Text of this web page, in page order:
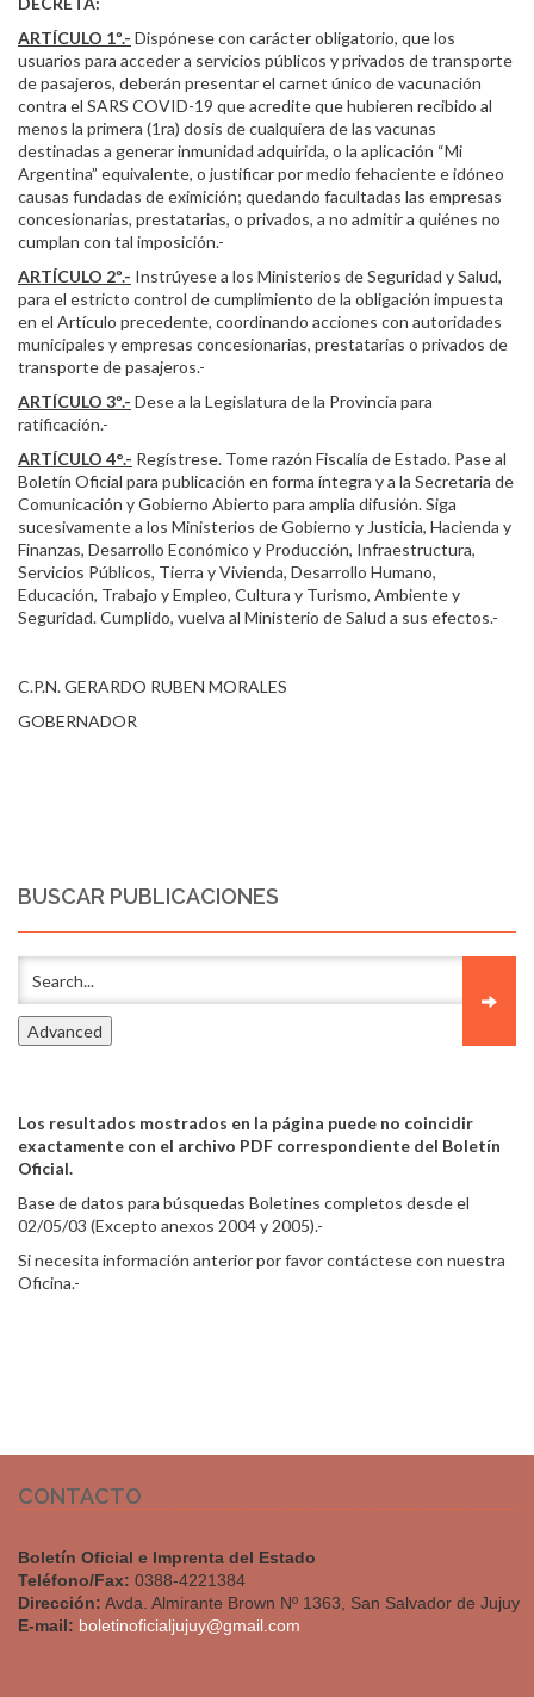
ARTÍCULO 1º.- Dispónese con carácter obligatorio, que los
usuarios para acceder a servicios públicos y privados de transporte
de pasajeros, deberán presentar el carnet único de vacunación
contra el SARS COVID-19 que acredite que hubieren recibido al
menos la primera (1ra) dosis de cualquiera de las vacunas
destinadas a generar inmunidad adquirida, o la aplicación “Mi
Argentina” equivalente, o justificar por medio fehaciente e idóneo
causas fundadas de eximición; quedando facultadas las empresas
concesionarias, prestatarias, o privados, a no admitir a quiénes no
cumplan con tal imposición.-
ARTÍCULO 2º.- Instrúyese a los Ministerios de Seguridad y Salud,
para el estricto control de cumplimiento de la obligación impuesta
en el Artículo precedente, coordinando acciones con autoridades
municipales y empresas concesionarias, prestatarias o privados de
transporte de pasajeros.-
ARTÍCULO 3º.- Dese a la Legislatura de la Provincia para
ratificación.-
ARTÍCULO 4°.- Regístrese. Tome razón Fiscalía de Estado. Pase al
Boletín Oficial para publicación en forma íntegra y a la Secretaria de
Comunicación y Gobierno Abierto para amplia difusión. Siga
sucesivamente a los Ministerios de Gobierno y Justicia, Hacienda y
Finanzas, Desarrollo Económico y Producción, Infraestructura,
Servicios Públicos, Tierra y Vivienda, Desarrollo Humano,
Educación, Trabajo y Empleo, Cultura y Turismo, Ambiente y
Seguridad. Cumplido, vuelva al Ministerio de Salud a sus efectos.-
C.P.N. GERARDO RUBEN MORALES
GOBERNADOR
BUSCAR PUBLICACIONES
Los resultados mostrados en la página puede no coincidir
exactamente con el archivo PDF correspondiente del Boletín
Oficial.
Base de datos para búsquedas Boletines completos desde el
02/05/03 (Excepto anexos 2004 y 2005).-
Si necesita información anterior por favor contáctese con nuestra
Oficina.-
CONTACTO
Boletín Oficial e Imprenta del Estado
Teléfono/Fax: 0388-4221384
Dirección: Avda. Almirante Brown Nº 1363, San Salvador de Jujuy
E-mail: boletinoficialjujuy@gmail.com